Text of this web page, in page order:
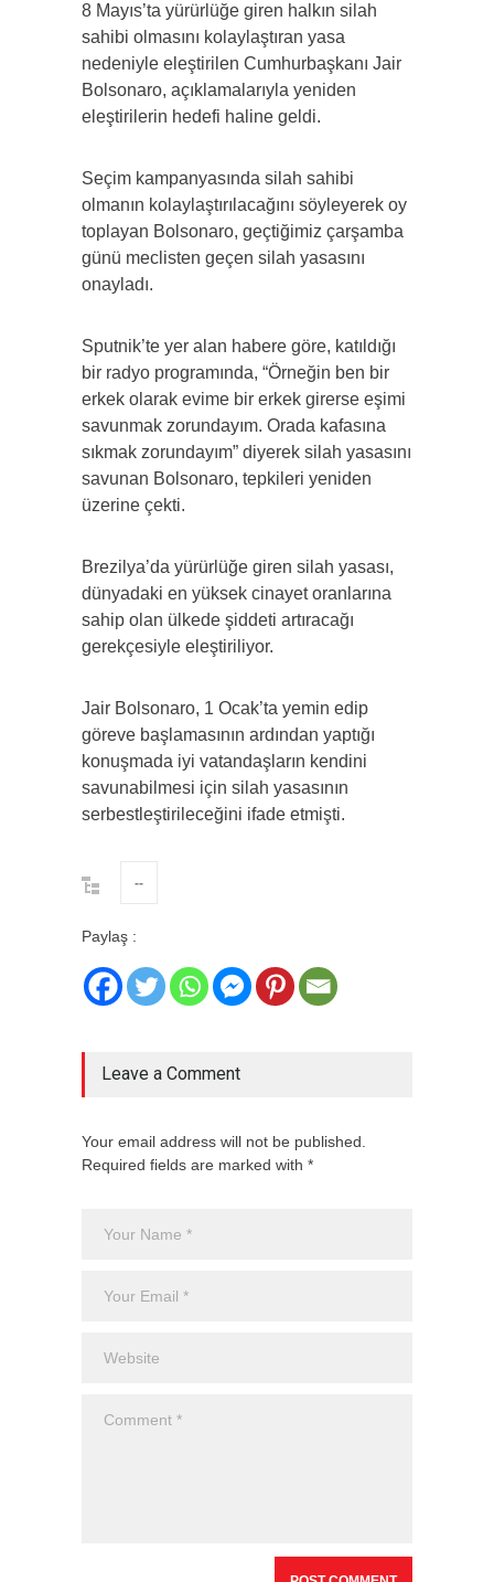
8 Mayıs’ta yürürlüğe giren halkın silah
sahibi olmasını kolaylaştıran yasa
nedeniyle eleştirilen Cumhurbaşkanı Jair
Bolsonaro, açıklamalarıyla yeniden
eleştirilerin hedefi haline geldi.
Seçim kampanyasında silah sahibi
olmanın kolaylaştırılacağını söyleyerek oy
toplayan Bolsonaro, geçtiğimiz çarşamba
günü meclisten geçen silah yasasını
onayladı.
Sputnik’te yer alan habere göre, katıldığı
bir radyo programında, “Örneğin ben bir
erkek olarak evime bir erkek girerse eşimi
savunmak zorundayım. Orada kafasına
sıkmak zorundayım” diyerek silah yasasını
savunan Bolsonaro, tepkileri yeniden
üzerine çekti.
Brezilya’da yürürlüğe giren silah yasası,
dünyadaki en yüksek cinayet oranlarına
sahip olan ülkede şiddeti artıracağı
gerekçesiyle eleştiriliyor.
Jair Bolsonaro, 1 Ocak’ta yemin edip
göreve başlamasının ardından yaptığı
konuşmada iyi vatandaşların kendini
savunabilmesi için silah yasasının
serbestleştirileceğini ifade etmişti.
--
Paylaş :
Leave a Comment
Your email address will not be published.
Required fields are marked with *